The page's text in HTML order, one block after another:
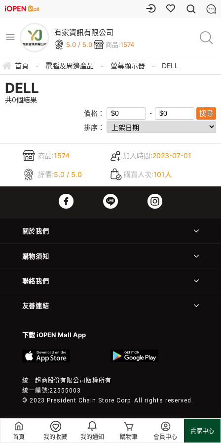
首頁 我的收藏 我的通知 購物車 會員中心
賣家中心
有家資訊有限公司
5.0 / 5.0 商品:1574
首頁 - 電腦及周邊產品 - 螢幕顯示器 - DELL
DELL
共0個結果
價格：
排序：
商品:1574 加入時間:2023-07-01
評價:5.0 / 5.0 購買人次:101人
關於我們
購物須知
聯絡我們
友善連結
下載 iOPEN Mall App
統一超商股份有限公司版權所有
統一編號:22555003
© 2023 President Chain Store Corp. All rights reserved.